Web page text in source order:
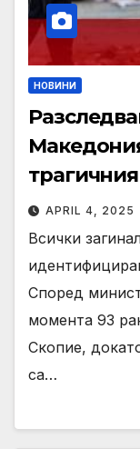
НОВИНИ
APRIL 4, 2025
Всички
Според
момента 93
Скопие,
са…